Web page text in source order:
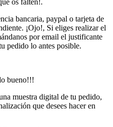
os falten!.
bancaria, paypal o tarjeta de
¡Ojo!, Si eliges realizar el
por email el justificante
pedido lo antes posible.
bueno!!!
muestra digital de tu pedido,
que desees hacer en